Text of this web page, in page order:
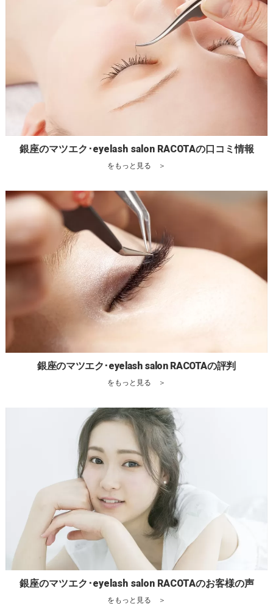
銀座のマツエク･eyelash salon RACOTAの口コミ情報
をもっと見る ＞
銀座のマツエク･eyelash salon RACOTAの評判
をもっと見る ＞
銀座のマツエク･eyelash salon RACOTAのお客様の声
をもっと見る ＞